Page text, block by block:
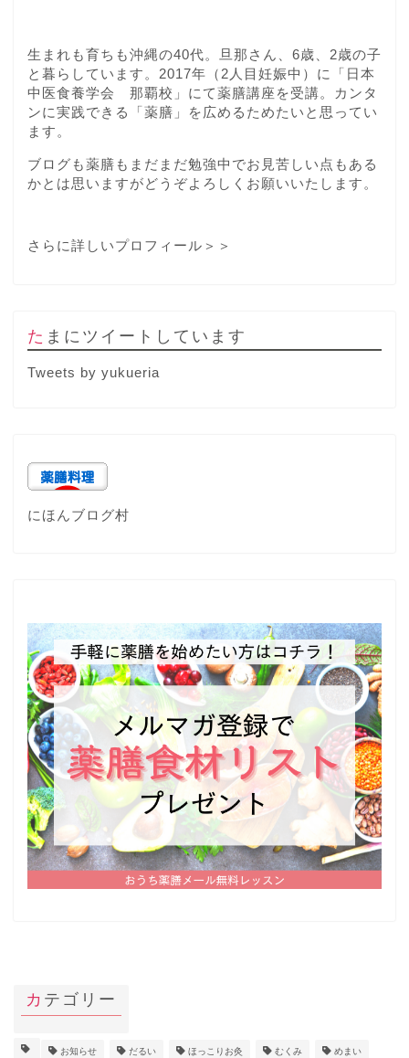
生まれも育ちも沖縄の40代。旦那さん、6歳、2歳の子
と暮らしています。2017年（2人目妊娠中）に「日本
中医食養学会 那覇校」にて薬膳講座を受講。カンタ
ンに実践できる「薬膳」を広めるためたいと思ってい
ます。
ブログも薬膳もまだまだ勉強中でお見苦しい点もある
かとは思いますがどうぞよろしくお願いいたします。
さらに詳しいプロフィール＞＞
たまにツイートしています
Tweets by yukueria
にほんブログ村
カテゴリー
お知らせ だるい ほっこりお灸 むくみ めまい